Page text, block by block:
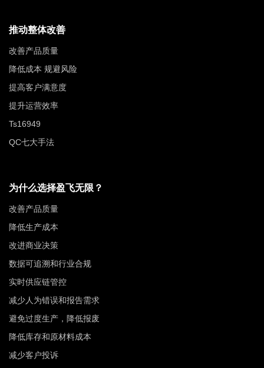
推动整体改善
改善产品质量
降低成本 规避风险
提高客户满意度
提升运营效率
Ts16949
QC七大手法
为什么选择盈飞无限？
改善产品质量
降低生产成本
改进商业决策
数据可追溯和行业合规
实时供应链管控
减少人为错误和报告需求
避免过度生产，降低报废
降低库存和原材料成本
减少客户投诉